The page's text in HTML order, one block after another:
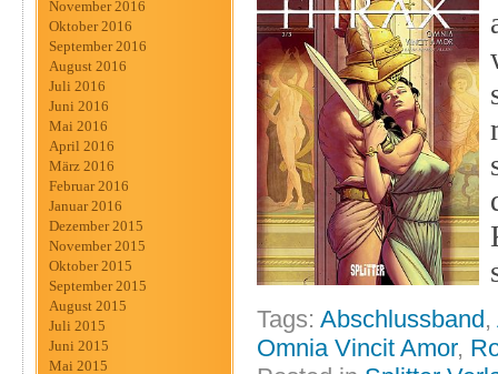
November 2016
Oktober 2016
September 2016
August 2016
Juli 2016
Juni 2016
Mai 2016
April 2016
März 2016
Februar 2016
Januar 2016
Dezember 2015
November 2015
Oktober 2015
September 2015
August 2015
Juli 2015
Juni 2015
Mai 2015
Tags: Abschlussband,
Omnia Vincit Amor,